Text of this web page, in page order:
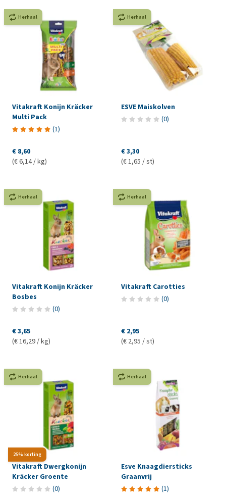
Herhaal
Vitakraft Konijn Kräcker
Multi Pack
(1)
€ 8,60
(€ 6,14 / kg)
Herhaal
ESVE Maiskolven
(0)
€ 3,30
(€ 1,65 / st)
Herhaal
Vitakraft Konijn Kräcker
Bosbes
(0)
€ 3,65
(€ 16,29 / kg)
Herhaal
Vitakraft Carotties
(0)
€ 2,95
(€ 2,95 / st)
25% korting
Herhaal
Vitakraft Dwergkonijn
Kräcker Groente
(0)
Herhaal
Esve Knaagdiersticks
Graanvrij
(1)